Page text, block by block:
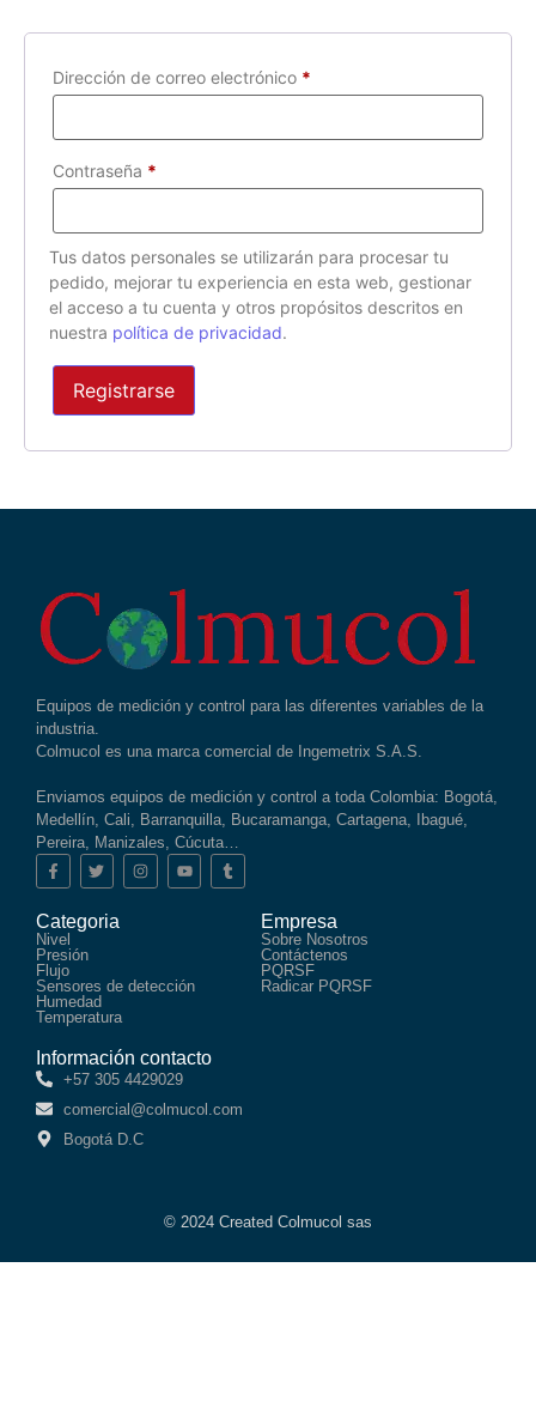
Dirección de correo electrónico *
Contraseña *
Tus datos personales se utilizarán para procesar tu
pedido, mejorar tu experiencia en esta web, gestionar
el acceso a tu cuenta y otros propósitos descritos en
nuestra política de privacidad.
Registrarse
Equipos de medición y control para las diferentes variables de la
industria.
Colmucol es una marca comercial de Ingemetrix S.A.S.
Enviamos equipos de medición y control a toda Colombia: Bogotá,
Medellín, Cali, Barranquilla, Bucaramanga, Cartagena, Ibagué,
Pereira, Manizales, Cúcuta…
Categoria
Nivel
Presión
Flujo
Sensores de detección
Humedad
Temperatura
Empresa
Sobre Nosotros
Contáctenos
PQRSF
Radicar PQRSF
Información contacto
+57 305 4429029
comercial@colmucol.com
Bogotá D.C
© 2024 Created Colmucol sas